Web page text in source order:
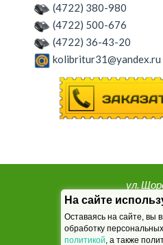
(4722) 380-980
(4722) 500-676
(4722) 36-43-20
kolibritur31@yandex.ru
ул.
т. (4722) 54-
500-676,
Пн.-Пт. с 10-
На сайте
Оставаясь на сайте, вы
обработку
политикой, а также